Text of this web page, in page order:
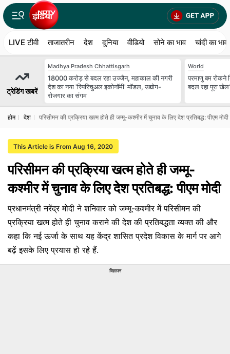
LIVE टीवी ताजातरीन देश दुनिया वीडियो सोने का भाव चांदी का भाव
ट्रेडिंग खबरें
Madhya Pradesh Chhattisgarh
18000 करोड़ से बदल रहा उज्जैन, महाकाल की नगरी
देश का नया 'स्पिरिचुअल इकोनॉमी' मॉडल, उद्योग-
रोजगार का संगम
World
परमाणु बम
बदल रहा पूरा
होम देश परिसीमन की प्रक्रिया खत्म होते ही जम्मू-कश्मीर में चुनाव के लिए देश प्रतिबद्ध: पीएम मोदी
This Article is From Aug 16, 2020
परिसीमन की प्रक्रिया खत्म होते ही जम्मू-
कश्मीर में चुनाव के लिए देश प्रतिबद्ध: पीएम मोदी
प्रधानमंत्री नरेंद्र मोदी ने शनिवार को जम्मू-कश्मीर में परिसीमन की
प्रक्रिया खत्म होते ही चुनाव कराने की देश की प्रतिबद्धता व्यक्त की और
कहा कि नई ऊर्जा के साथ यह केंद्र शासित प्रदेश विकास के मार्ग पर आगे
बढ़ें इसके लिए प्रयास हो रहे हैं.
विज्ञापन